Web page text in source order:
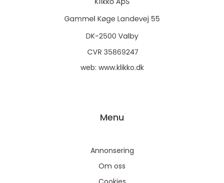
web: www.klikko.dk
Menu
Annonsering
Om oss